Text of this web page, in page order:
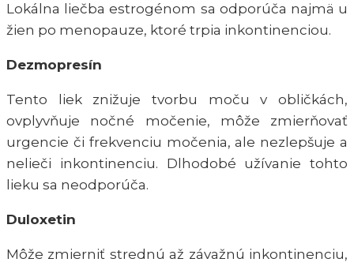
Lokálna liečba estrogénom sa odporúča najmä u
žien po menopauze, ktoré trpia inkontinenciou.
Dezmopresín
Tento liek znižuje tvorbu moču v obličkách,
ovplyvňuje nočné močenie, môže zmierňovať
urgencie či frekvenciu močenia, ale nezlepšuje a
nelieči inkontinenciu. Dlhodobé užívanie tohto
lieku sa neodporúča.
Duloxetin
Môže zmierniť strednú až závažnú inkontinenciu,